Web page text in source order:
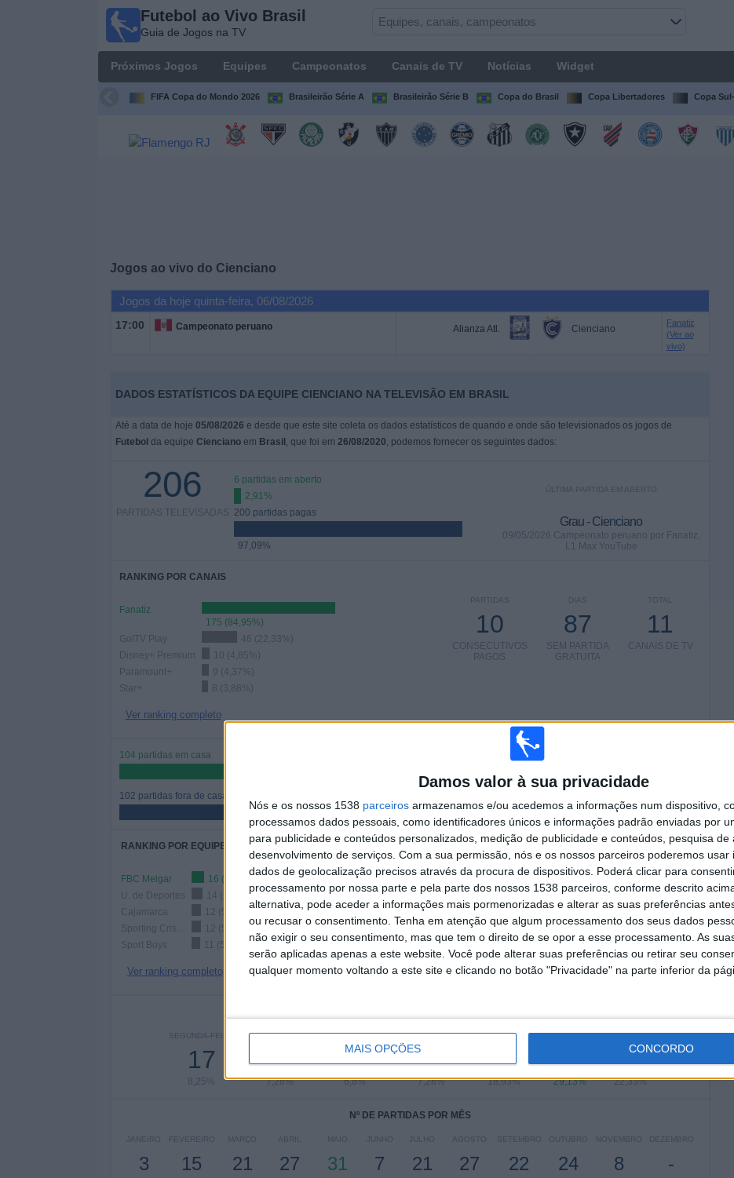
Damos valor à sua privacidade
Nós e os nossos 1538 parceiros armazenamos e/ou acedemos a informações num dispositivo,
processamos dados pessoais, como identificadores únicos e informações padrão enviadas por
para publicidade e conteúdos personalizados, medição de publicidade e conteúdos, pesquisa de
desenvolvimento de serviços. Com a sua permissão, nós e os nossos parceiros poderemos usar
dados de geolocalização precisos através da procura de dispositivos. Poderá clicar para
processamento por nossa parte e pela parte dos nossos 1538 parceiros, conforme descrito
alternativa, pode aceder a informações mais pormenorizadas e alterar as suas preferências
ou recusar o consentimento. Tenha em atenção que algum processamento dos seus dados
não exigir o seu consentimento, mas que tem o direito de se opor a esse processamento. As
serão aplicadas apenas a este website. Você pode alterar suas preferências ou retirar seu
qualquer momento voltando a este site e clicando no botão "Privacidade" na parte inferior da
MAIS OPÇÕES CONCORDO
Futebol ao Vivo Brasil
Guia de Jogos na TV
Próximos Jogos Equipes Campeonatos Canais de TV Notícias Widget
FIFA Copa do Mondo 2026 Brasileirão Série A Brasileirão Série B Copa do Brasil Copa Libertadores Copa
Jogos ao vivo do Cienciano
Jogos da hoje quinta-feira, 06/08/2026
17:00 Campeonato peruano Alianza Atl. Cienciano
Fanatiz
(Ver ao
vivo)
DADOS ESTATÍSTICOS DA EQUIPE CIENCIANO NA TELEVISÃO EM BRASIL
Até a data de hoje 05/08/2026 e desde que este site coleta os dados estatísticos de quando e onde são televisionados os jogos de
Futebol da equipe Ciencianoem Brasil , que foi em 26/08/2020, podemos fornecer os seguintes dados:
206
PARTIDAS TELEVISADAS
6 partidas em aberto
2,91%
200 partidas pagas
97,09%
ÚLTIMA PARTIDA EM ABERTO
Grau - Cienciano
09/05/2026 Campeonato peruano por Fanatiz,
L1 Max YouTube
RANKING POR CANAIS
Fanatiz
175 (84,95%)
GolTV Play
46 (22,33%)
Disney+ Premium
10 (4,85%)
Paramount+
9 (4,37%)
Star+
8 (3,88%)
Ver ranking completo
TOTAL
11
CANAIS DE TV
DIAS
87
SEM PARTIDA
GRATUITA
PARTIDAS
10
CONSECUTIVOS
PAGOS
104 partidas em casa
102 partidas fora de casa
49,51%
RIVAIS
16
VS FBC Melgar
TOTAL
3
COMPETIÇÕES
RANKING POR EQUIPES
FBC Melgar
16 (7,77%)
U. de Deportes
14 (6,8%)
Cajamarca
12 (5,83%)
12 (5,83%)
Sport Boys
11 (5,34%)
Ver ranking completo
RANKING POR COMPETIÇÕES
184 (89,32%)
Amigável
Ver ranking completo
SEGUNDA-FEIRA
17
8,25%
TERÇA-FEIRA
15
7,28%
QUARTA-FEIRA
14
6,8%
QUINTA-FEIRA
15
7,28%
SEXTA-FEIRA
39
18,93%
SÁBADO
60
29,13%
DOMINGO
46
22,33%
Nº DE PARTIDAS POR MÊS
JANEIRO
3
FEVEREIRO
15
MARÇO
21
ABRIL
27
MAIO
31
JUNHO
7
JULHO
21
AGOSTO
27
SETEMBRO
22
OUTUBRO
24
NOVEMBRO
8
DEZEMBRO
-